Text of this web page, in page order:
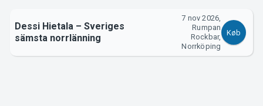
Om Tickster
Dessi Hietala – Sveriges
sämsta norrlänning
7 nov 2026,
Rumpan
Rockbar,
Norrköping
Køb